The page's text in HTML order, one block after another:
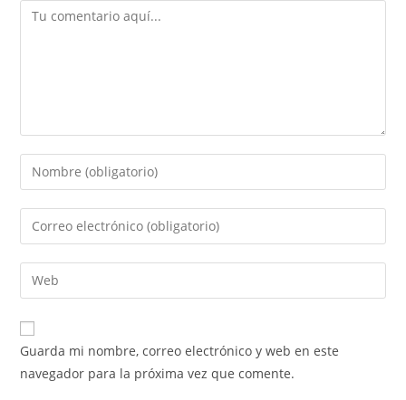
Guarda mi nombre, correo electrónico y web en este
navegador para la próxima vez que comente.